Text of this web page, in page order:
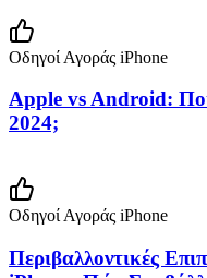
Οδηγοί Αγοράς iPhone
Apple vs Android:
2024;
Οδηγοί Αγοράς iPhone
Περιβαλλοντικές